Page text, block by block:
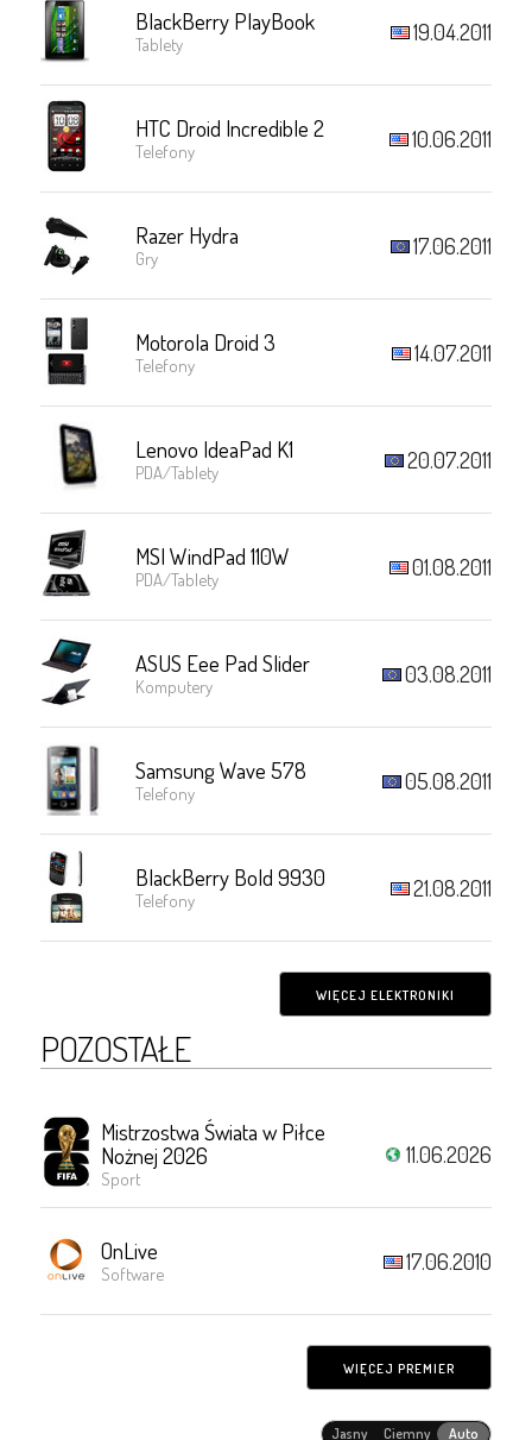
BlackBerry PlayBook
Tablety 19.04.2011
HTC Droid Incredible 2
Telefony 10.06.2011
Razer Hydra
Gry 17.06.2011
Motorola Droid 3
Telefony 14.07.2011
Lenovo IdeaPad K1
PDA/Tablety 20.07.2011
MSI WindPad 110W
PDA/Tablety 01.08.2011
ASUS Eee Pad Slider
Komputery 03.08.2011
Samsung Wave 578
Telefony 05.08.2011
BlackBerry Bold 9930
Telefony 21.08.2011
WIĘCEJ ELEKTRONIKI
POZOSTAŁE
Mistrzostwa Świata w Piłce
Nożnej 2026
Sport
11.06.2026
OnLive
Software 17.06.2010
WIĘCEJ PREMIER
Jasny Ciemny Auto